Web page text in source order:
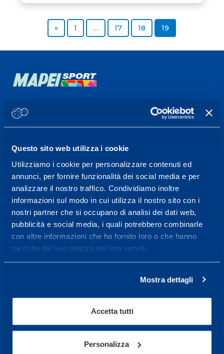
Questo sito web utilizza i cookie
Utilizziamo i cookie per personalizzare contenuti ed
annunci, per fornire funzionalità dei social media e per
analizzare il nostro traffico. Condividiamo inoltre
informazioni sul modo in cui utilizza il nostro sito con i
nostri partner che si occupano di analisi dei dati web,
pubblicità e social media, i quali potrebbero combinarle
con altre informazioni che ha fornito loro o che hanno
raccolto dal suo utilizzo dei loro servizi.
Mostra dettagli
Accetta tutti
Personalizza
«Previous page
Page
1 … Page
17 Page
18 Page
19
Sport Service Mapei S.r.l. - Via Busto Fagnano 38,
Per prenotare una visita o avere ulteriori
lunedì a venerdì 9.30-12.30 e 14.30-17.30.
ORARI DI APERTURA RECEPTION
08.30 - 18.30
Centro servizi per l'alta
Maggiori informazioni